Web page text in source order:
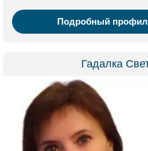
Подробный
Гадалка